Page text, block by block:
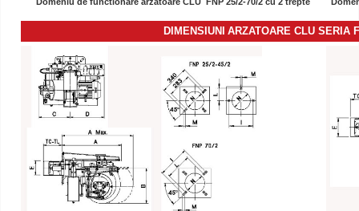
DIMENSIUNI ARZATOARE CLU SERIA